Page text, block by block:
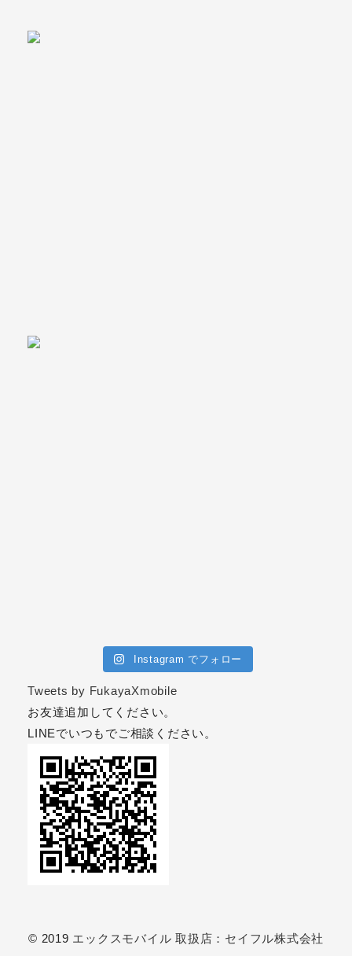
Instagram でフォロー
Tweets by FukayaXmobile
お友達追加してください。
LINEでいつもでご相談ください。
© 2019 エックスモバイル 取扱店：セイフル株式会社